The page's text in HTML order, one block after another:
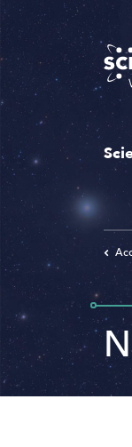
Skip
to
main
content